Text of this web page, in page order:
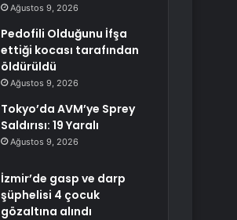
Ağustos 9, 2026
Pedofili Olduğunu İfşa
ettiği kocası tarafından
öldürüldü
Ağustos 9, 2026
Tokyo’da AVM’ye Sprey
Saldırısı: 19 Yaralı
Ağustos 9, 2026
İzmir’de gasp ve darp
şüphelisi 4 çocuk
gözaltına alındı